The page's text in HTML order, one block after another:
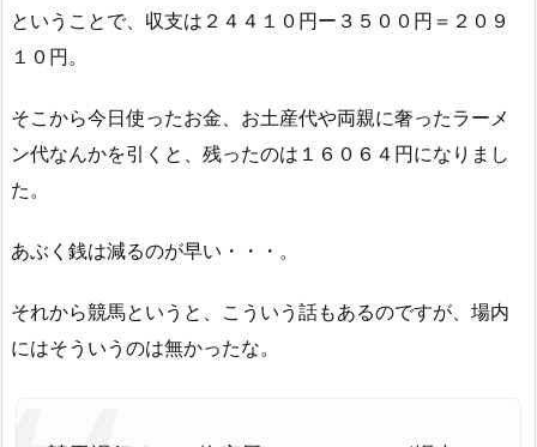
ということで、収支は２４４１０円ー３５００円＝２０９
１０円。
そこから今日使ったお金、お土産代や両親に奢ったラーメ
ン代なんかを引くと、残ったのは１６０６４円になりまし
た。
あぶく銭は減るのが早い・・・。
それから競馬というと、こういう話もあるのですが、場内
にはそういうのは無かったな。